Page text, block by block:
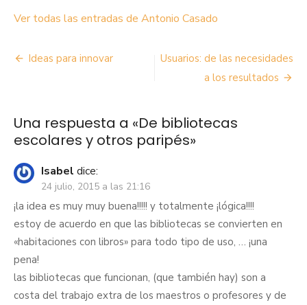
Ver todas las entradas de Antonio Casado
Navegación
Ideas para innovar
Usuarios: de las necesidades
a los resultados
Una respuesta a «De bibliotecas
escolares y otros paripés»
Isabel dice:
24 julio, 2015 a las 21:16
¡la idea es muy muy buena!!!!! y totalmente ¡lógica!!!!
estoy de acuerdo en que las bibliotecas se convierten en
«habitaciones con libros» para todo tipo de uso, … ¡una
pena!
las bibliotecas que funcionan, (que también hay) son a
costa del trabajo extra de los maestros o profesores y de